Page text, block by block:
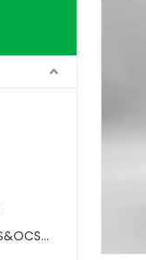
Algodón Orgánico（GOTS&OCS）